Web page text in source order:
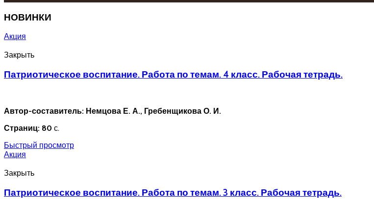
НОВИНКИ
Акция
Закрыть
Патриотическое воспитание. Работа по темам. 4 класс. Рабочая тетрадь.
Автор-составитель: Немцова Е. А., Гребенщикова О. И.
Страниц: 80 с.
Быстрый просмотр
Акция
Закрыть
Патриотическое воспитание. Работа по темам. 3 класс. Рабочая тетрадь.